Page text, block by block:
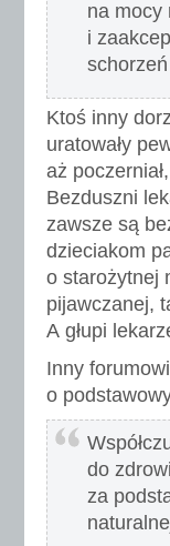
na mocy
i
Ktoś inny
uratowały
aż
Bezduszni
zawsze są
dzieciakom
o starożytnej
pijawczanej,
A głupi
Inny
o
do
za